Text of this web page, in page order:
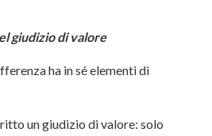
giudizio di valore
ha in sé elementi di
un giudizio di valore: solo